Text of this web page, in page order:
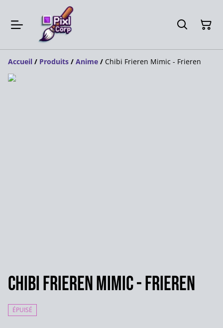
Accueil / Produits / Anime / Chibi Frieren Mimic - Frieren
Chibi Frieren Mimic - Frieren
ÉPUISÉ